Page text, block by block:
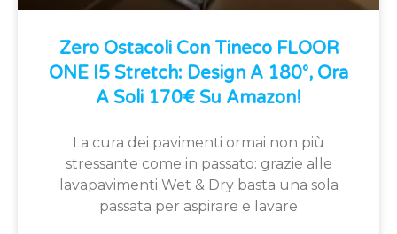
Zero Ostacoli Con Tineco FLOOR
ONE I5 Stretch: Design A 180°, Ora
A Soli 170€ Su Amazon!
La cura dei pavimenti ormai non più
stressante come in passato: grazie alle
lavapavimenti Wet & Dry basta una sola
passata per aspirare e lavare